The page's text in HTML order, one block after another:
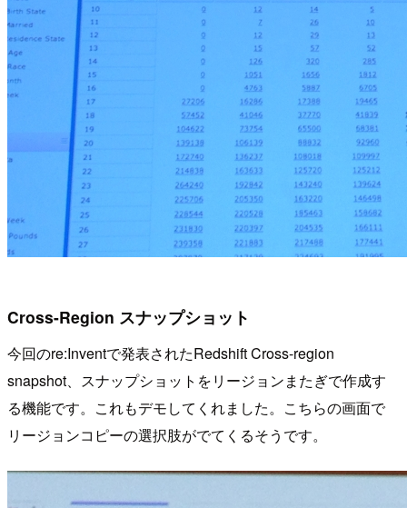
Cross-Region スナップショット
今回のre:Inventで発表されたRedshift Cross-region
snapshot、スナップショットをリージョンまたぎで作成す
る機能です。これもデモしてくれました。こちらの画面で
リージョンコピーの選択肢がでてくるそうです。